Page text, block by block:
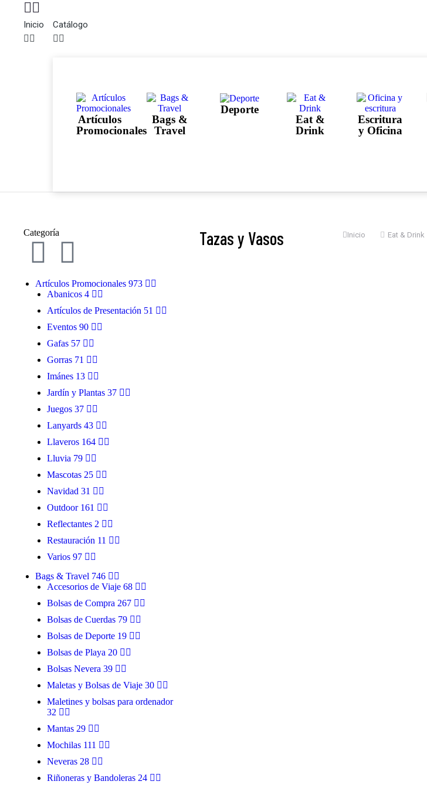
Inicio Catálogo
Artículos
Promocionales
Bags &
Travel
Deporte
Eat &
Drink
Escritura
y Oficina
Categoría
Artículos Promocionales 973
Abanicos 4
Artículos de Presentación 51
Eventos 90
Gafas 57
Gorras 71
Imánes 13
Jardín y Plantas 37
Juegos 37
Lanyards 43
Llaveros 164
Lluvia 79
Mascotas 25
Navidad 31
Outdoor 161
Reflectantes 2
Restauración 11
Varios 97
Bags & Travel 746
Accesorios de Viaje 68
Bolsas de Compra 267
Bolsas de Cuerdas 79
Bolsas de Deporte 19
Bolsas de Playa 20
Bolsas Nevera 39
Maletas y Bolsas de Viaje 30
Maletines y bolsas para ordenador
32
Mantas 29
Mochilas 111
Neveras 28
Riñoneras y Bandoleras 24
Tazas y Vasos Estás aquí:
Inicio Eat & Drink